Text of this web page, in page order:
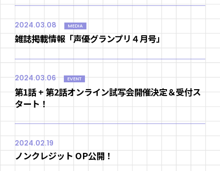
2024.03.08 MEDIA
雑誌掲載情報「声優グランプリ４月号」
2024.03.06 EVENT
第1話 + 第2話オンライン試写会開催決定＆受付ス
タート！
2024.02.19
ノンクレジット OP公開！